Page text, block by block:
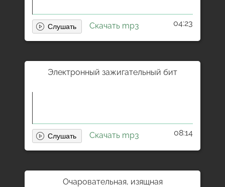
Скачать mp3 04:23
Электронный зажигательный бит
Скачать mp3 08:14
Очаровательная, изящная